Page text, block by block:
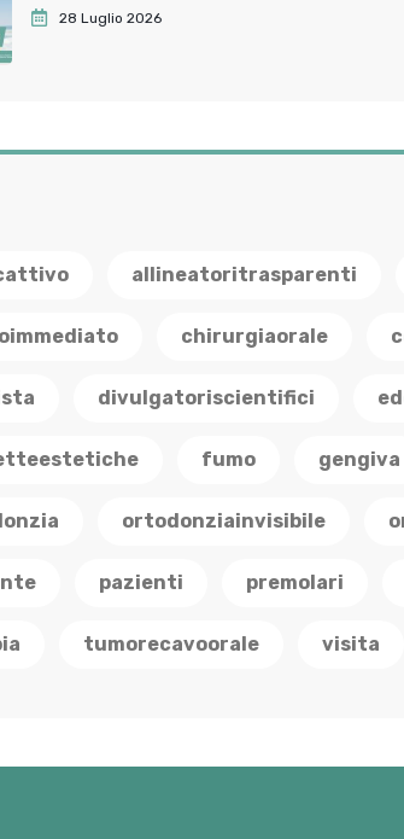
28 Luglio 2026
allineatoritrasparenti
chirurgiaorale
divulgatoriscientifici
fumo gengiva
ortodonziainvisibile
pazienti premolari
tumorecavoorale visita